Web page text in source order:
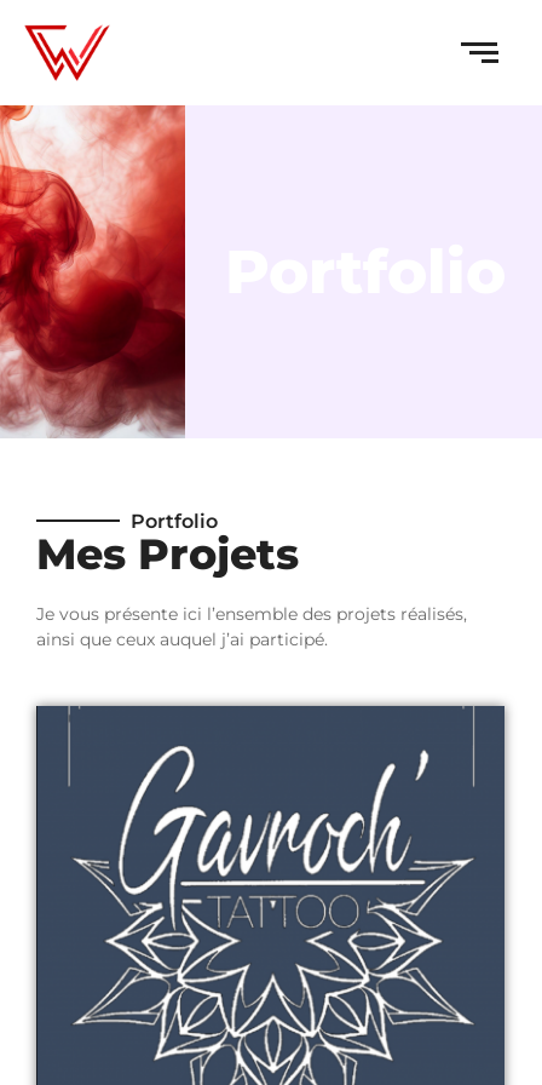
Portfolio
Mes Projets
Je vous présente ici l’ensemble des projets réalisés,
ainsi que ceux auquel j’ai participé.